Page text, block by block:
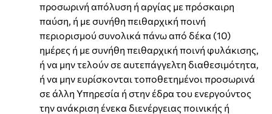
προσωρινή απόλυση ή αργίας με πρόσκαιρη
παύση, ή με συνήθη πειθαρχική ποινή
περιορισμού συνολικά πάνω από δέκα (10)
ημέρες ή με συνήθη πειθαρχική ποινή φυλάκισης,
ή να μην τελούν σε αυτεπάγγελτη διαθεσιμότητα,
ή να μην ευρίσκονται τοποθετημένοι προσωρινά
σε άλλη Υπηρεσία ή στην έδρα του ενεργούντος
την ανάκριση ένεκα διενέργειας ποινικής ή